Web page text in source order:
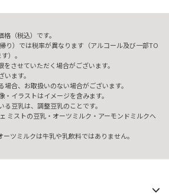
（税込）です。
り）では税率が異なります（アルコール及び一部TO
）。
させていただく場合がございます。
ます。
合、お取扱いのない場合がございます。
イラストはイメージを含みます。
豆乳は、調整豆乳のことです。
ミストの豆乳・オーツミルク・アーモンドミルクへ
ツミルクは牛乳や乳飲料ではありません。